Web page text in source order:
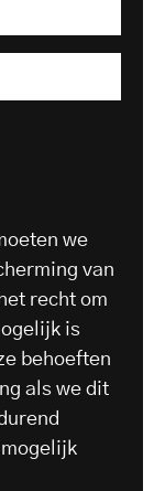
we
van
recht om
is
behoeften
als we dit